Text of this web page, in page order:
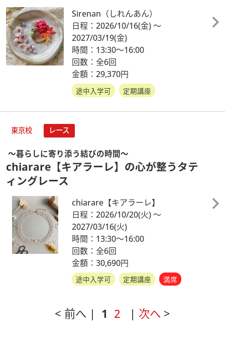
Sirenan（しれんあん）
日程：2026/10/16(金)～
2027/03/19(金)
時間：13:30～16:00
回数：全6回
金額：29,370円
途中入学可 定期講座
東京校 レース
～暮らしに寄り添う結びの時間～
chiarare【キアラーレ】の心が整うタテ
ィングレース
chiarare【キアラーレ】
日程：2026/10/20(火)～
2027/03/16(火)
時間：13:30～16:00
回数：全6回
金額：30,690円
途中入学可 定期講座 満席
< 前へ | 1 2 | 次へ >